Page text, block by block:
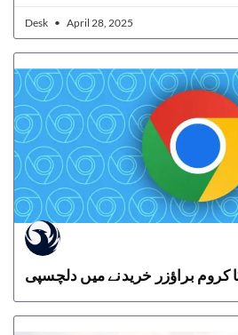
Desk April 28, 2025
کروم براؤزر خریدنے میں دلچسپی